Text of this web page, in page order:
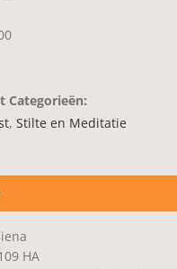
Categorieën:
, Stilte en Meditatie
HA